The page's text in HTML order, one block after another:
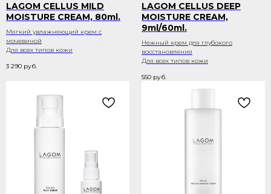
LAGOM CELLUS MILD
MOISTURE CREAM, 80ml.
Мягкий увлажняющий крем c
мочевиной
Для всех типов кожи
3 290 руб.
LAGOM CELLUS DEEP
MOISTURE CREAM,
9ml/60ml.
Нежный крем для глубокого
восстановления
Для всех типов кожи
550 руб.